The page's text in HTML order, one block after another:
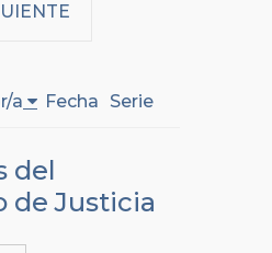
a Fecha Serie
del
de Justicia